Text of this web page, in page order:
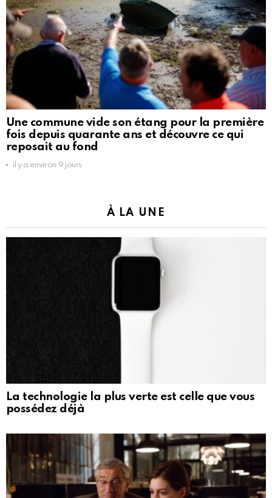
Une commune vide son étang pour la première
fois depuis quarante ans et découvre ce qui
reposait au fond
il y a environ 9 jours
À LA UNE
La technologie la plus verte est celle que vous
possédez déjà